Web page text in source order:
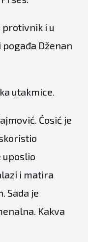
protivnik i u
pogađa Dženan
utakmice.
Ćosić je
uposlio
i matira
Sada je
Kakva